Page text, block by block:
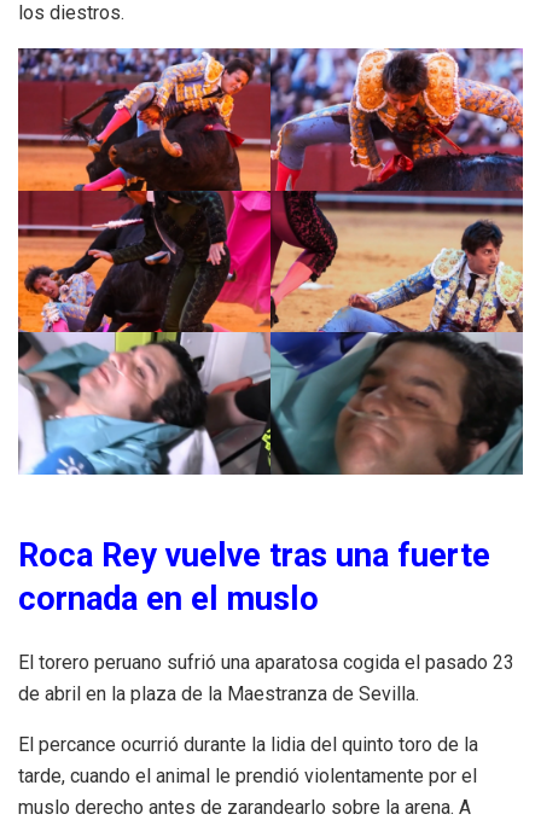
los diestros.
Roca Rey vuelve tras una fuerte
cornada en el muslo
El torero peruano sufrió una aparatosa cogida el pasado 23
de abril en la plaza de la Maestranza de Sevilla.
El percance ocurrió durante la lidia del quinto toro de la
tarde, cuando el animal le prendió violentamente por el
muslo derecho antes de zarandearlo sobre la arena. A